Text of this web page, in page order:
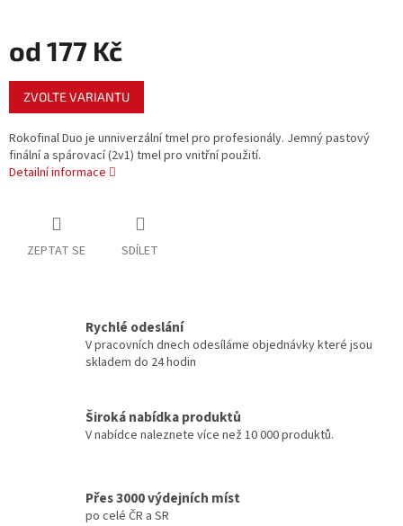
od 177 Kč
Měrná
cena:
ZVOLTE VARIANTU
Rokofinal Duo je unniverzální tmel pro profesionály. Jemný pastový
finální a spárovací (2v1) tmel pro vnitřní použití.
Detailní informace
ZEPTAT SE SDÍLET
Rychlé odeslání
V pracovních dnech odesíláme objednávky které jsou
skladem do 24 hodin
Široká nabídka produktů
V nabídce naleznete více než 10 000 produktů.
Přes 3000 výdejních míst
po celé ČR a SR